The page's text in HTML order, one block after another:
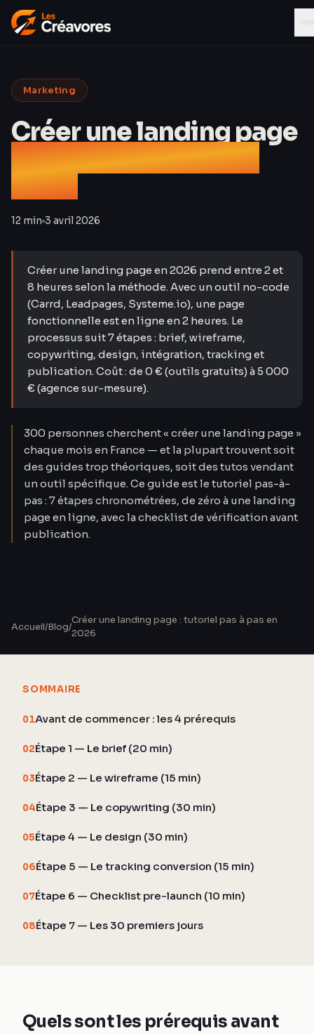
Marketing
Créer une landing page
tutoriel pas à pas en
2026
12 min 3 avril 2026
Créer une landing page en 2026 prend entre 2 et
8 heures selon la méthode. Avec un outil no-code
(Carrd, Leadpages, Systeme.io), une page
fonctionnelle est en ligne en 2 heures. Le
processus suit 7 étapes : brief, wireframe,
copywriting, design, intégration, tracking et
publication. Coût : de 0 € (outils gratuits) à 5 000
€ (agence sur-mesure).
300 personnes cherchent « créer une landing page »
chaque mois en France — et la plupart trouvent soit
des guides trop théoriques, soit des tutos vendant
un outil spécifique. Ce guide est le tutoriel pas-à-
pas : 7 étapes chronométrées, de zéro à une landing
page en ligne, avec la checklist de vérification avant
publication.
Accueil/Blog/
Créer une landing page : tutoriel pas à pas en
2026
SOMMAIRE
01Avant de commencer : les 4 prérequis
02Étape 1 — Le brief (20 min)
03Étape 2 — Le wireframe (15 min)
04Étape 3 — Le copywriting (30 min)
05Étape 4 — Le design (30 min)
06Étape 5 — Le tracking conversion (15 min)
07Étape 6 — Checklist pre-launch (10 min)
08Étape 7 — Les 30 premiers jours
Quels sont les prérequis avant